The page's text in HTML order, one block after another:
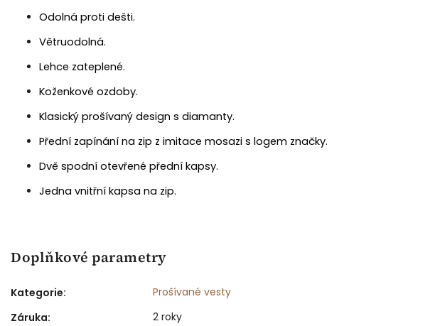
Odolná proti dešti.
Větruodolná.
Lehce zateplené.
Koženkové ozdoby.
Klasický prošívaný design s diamanty.
Přední zapínání na zip z imitace mosazi s logem značky.
Dvě spodní otevřené přední kapsy.
Jedna vnitřní kapsa na zip.
Doplňkové parametry
Kategorie:
Prošívané vesty
Záruka:
2 roky